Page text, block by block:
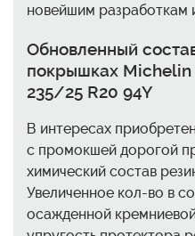
новейшим разработкам
Обновленный
покрышках Michelin
235/25 R20 94Y
В интересах
с промокшей дорогой
химический состав
Увеличенное кол-во в
осажденной